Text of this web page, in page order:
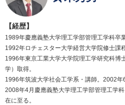
【経歴】
1989年慶應義塾大学理工学部管理工学科卒業
1992年ロチェスター大学経営大学院修士課
1996年東京工業大学大学院理工学研究科博
学）取得。
1996年筑波大学社会工学系・講師。2002年
2008年4月慶應義塾大学理工学部管理工学
在に至る。